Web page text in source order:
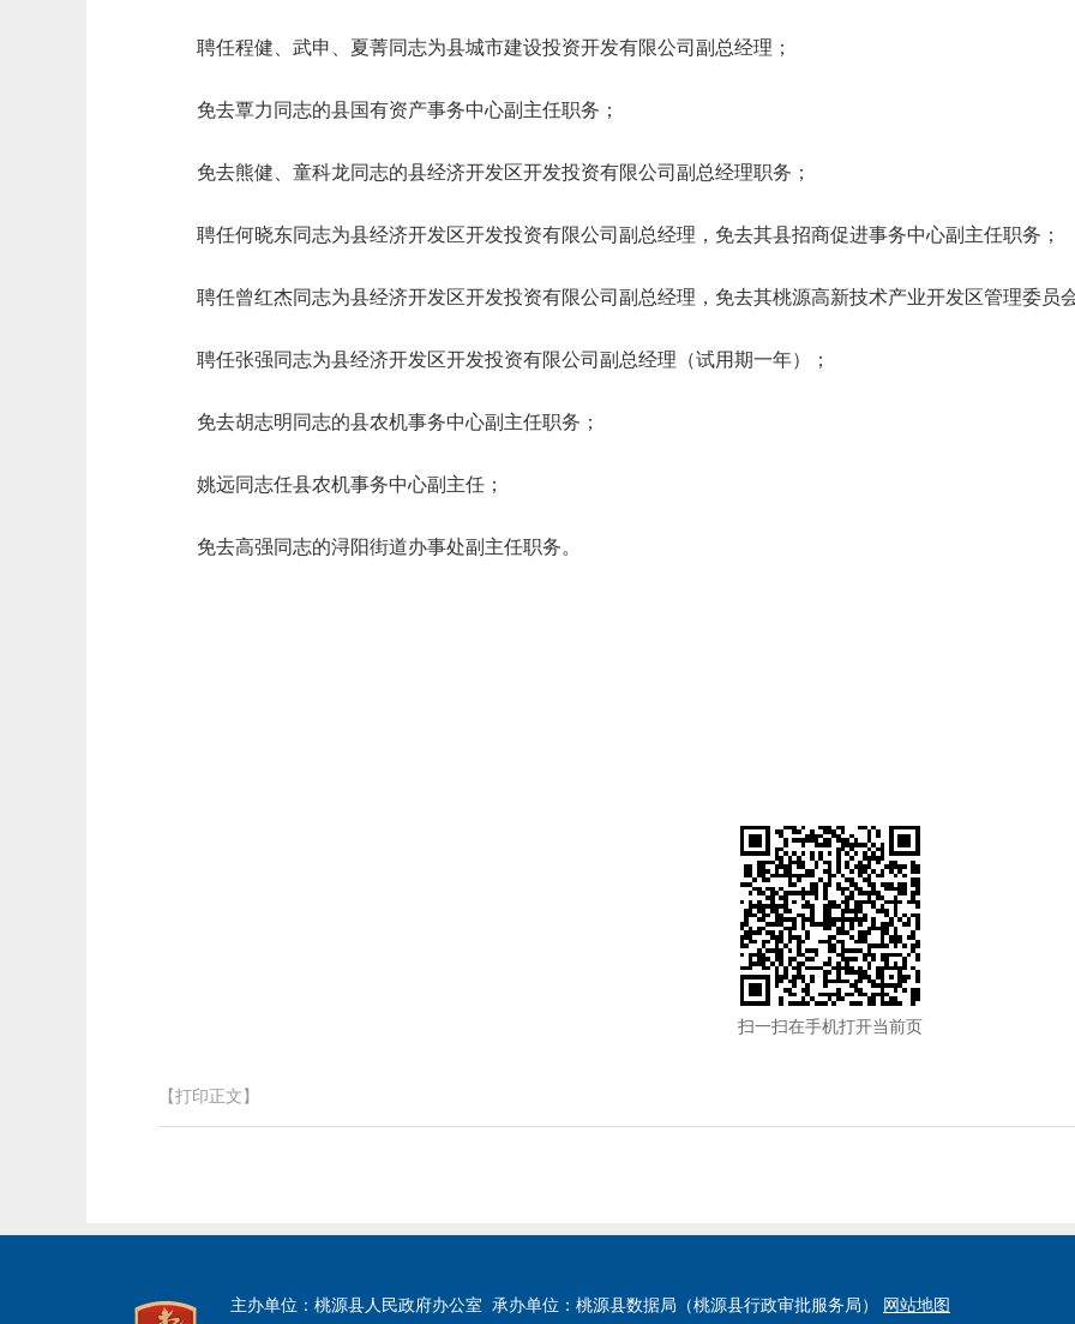
聘任程健、武申、夏菁同志为县城市建设投资开发有限公司副总经理；
免去覃力同志的县国有资产事务中心副主任职务；
免去熊健、童科龙同志的县经济开发区开发投资有限公司副总经理职务；
聘任何晓东同志为县经济开发区开发投资有限公司副总经理，免去其县招商促进事务中心副主任职务；
聘任曾红杰同志为县经济开发区开发投资有限公司副总经理，免去其桃源高新技术产业开发区管理委员
聘任张强同志为县经济开发区开发投资有限公司副总经理（试用期一年）；
免去胡志明同志的县农机事务中心副主任职务；
姚远同志任县农机事务中心副主任；
免去高强同志的浔阳街道办事处副主任职务。
扫一扫在手机打开当前页
【打印正文】
主办单位：桃源县人民政府办公室 承办单位：桃源县数据局（桃源县行政审批服务局） 网站地图